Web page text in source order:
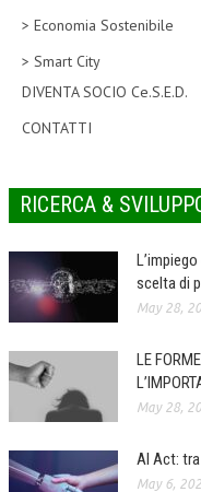
LA RIVISTA
COMITATO EDITORIALE
PEER REVIEW
CODICE ETICO
AUTORI
COLLABORA CON NOI
CORPORATE SOCIAL
> Economia Sostenibile
> Smart City
DIVENTA SOCIO Ce.S.E.D.
CONTATTI
RICERCA &
scelta di
May 28,
LE
May 28,
AI Act:
May 6,